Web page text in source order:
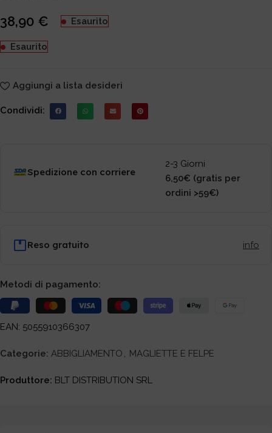
38,90 € Esaurito
Esaurito
Aggiungi a lista desideri
Condividi:
Spedizione con corriere
2-3 Giorni
6,50€ (gratis per
ordini >59€)
Reso gratuito info
Metodi di pagamento:
EAN: 5055910366307
Categorie: ABBIGLIAMENTO , MAGLIETTE E FELPE
Produttore: BLT DISTRIBUTION SRL